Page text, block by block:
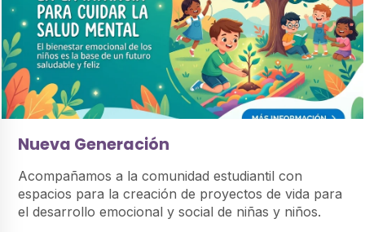
Nueva Generación
Acompañamos a la comunidad estudiantil con
espacios para la creación de proyectos de vida para
el desarrollo emocional y social de niñas y niños.